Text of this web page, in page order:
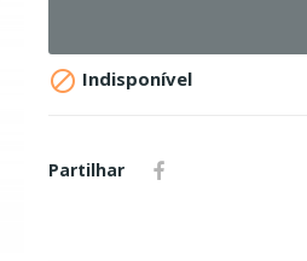
 Indisponível
Partilhar